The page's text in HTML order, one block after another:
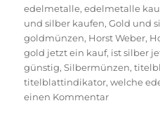
edelmetalle,edelmetalle
und silber kaufen,Gold und
goldmünzen, Horst Weber,
gold jetzt ein kauf, ist silber
günstig,Silbermünzen,
titelblattindikator,welche
einen Kommentarzu